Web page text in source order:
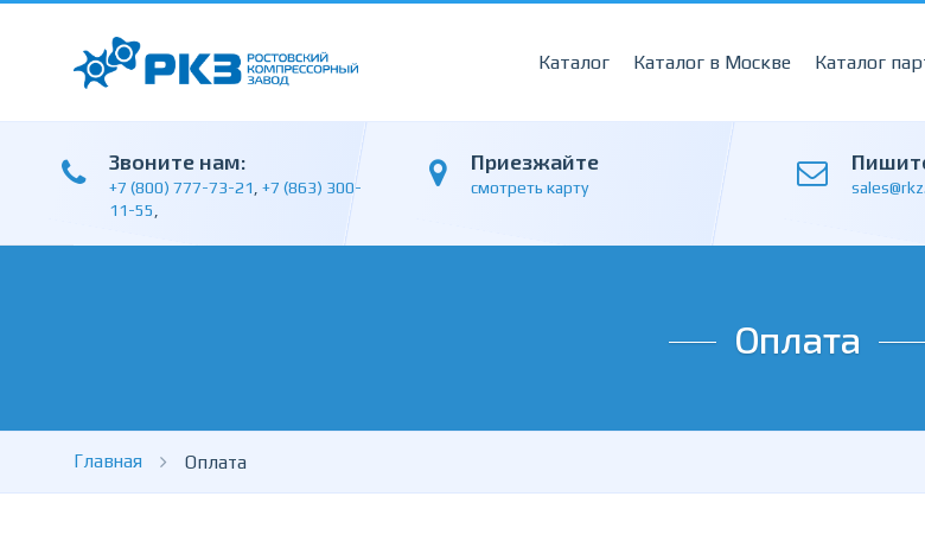
Каталог Каталог в Москве Каталог
Звоните нам:
+7 (800) 777-73-21 +7 (863) 300-
11-55
Приезжайте
смотреть карту
Оплата
Главная Оплата